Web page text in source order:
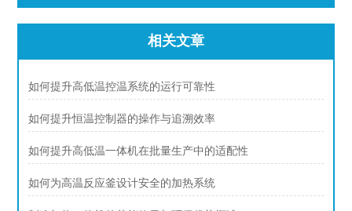
相关文章
如何提升高低温控温系统的运行可靠性
如何提升恒温控制器的操作与追溯效率
如何提升高低温一体机在批量生产中的适配性
如何为高温反应釜设计安全的加热系统